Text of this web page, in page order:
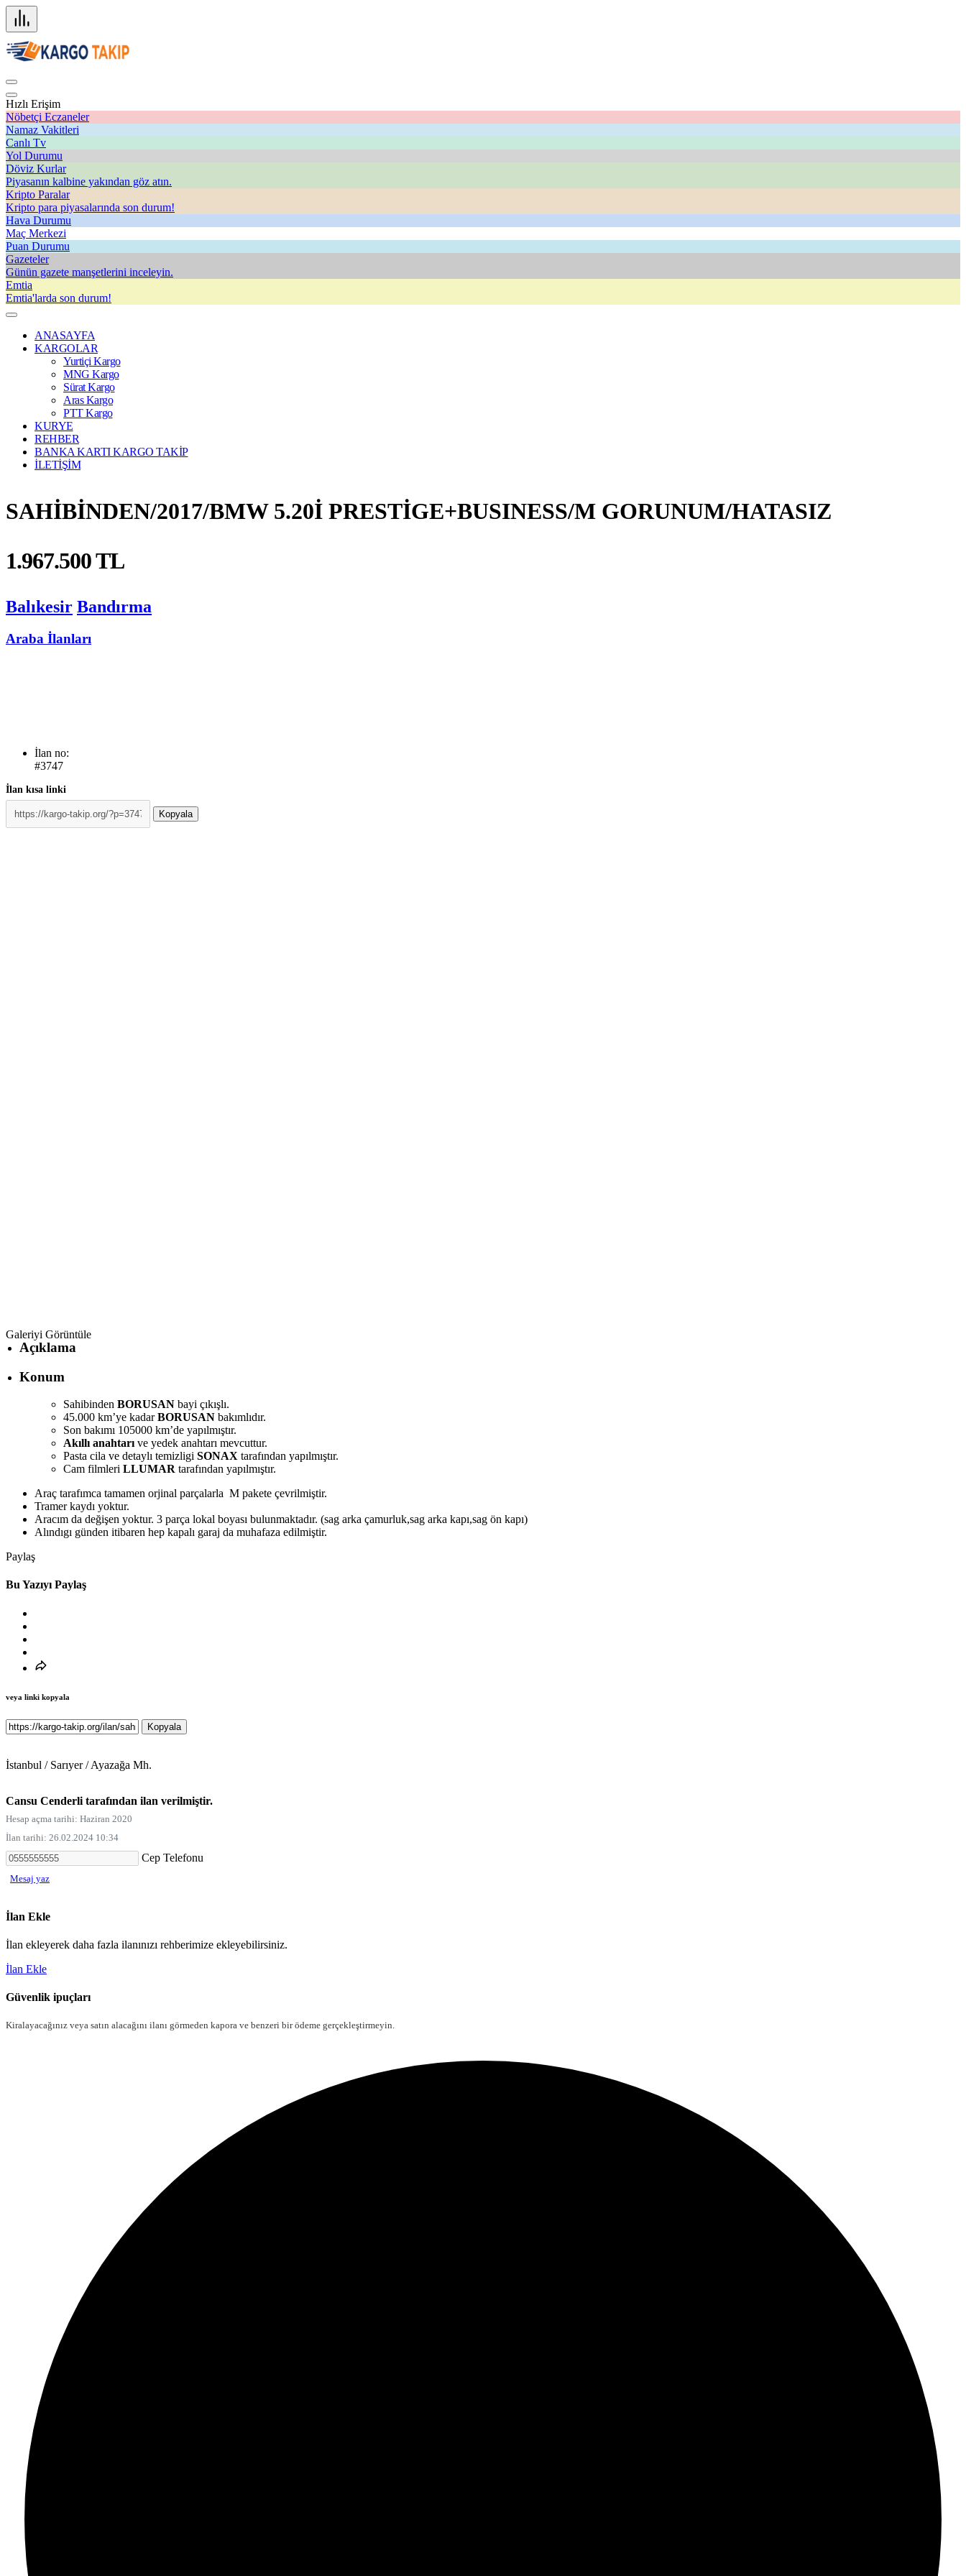
Hızlı Erişim
Nöbetçi Eczaneler
Namaz Vakitleri
Canlı Tv
Yol Durumu
Döviz Kurlar
Piyasanın kalbine yakından göz atın.
Kripto Paralar
Kripto para piyasalarında son durum!
Hava Durumu
Maç Merkezi
Puan Durumu
Gazeteler
Günün gazete manşetlerini inceleyin.
Emtia
Emtia'larda son durum!
ANASAYFA
KARGOLAR
Yurtiçi Kargo
MNG Kargo
Sürat Kargo
Aras Kargo
PTT Kargo
KURYE
REHBER
BANKA KARTI KARGO TAKİP
İLETİŞİM
SAHİBİNDEN/2017/BMW 5.20İ PRESTİGE+BUSINESS/M GORUNUM/HATASIZ
1.967.500 TL
Balıkesir Bandırma
Araba İlanları
İlan no:
#3747
İlan kısa linki
Kopyala
Galeriyi Görüntüle
Açıklama
Konum
Sahibinden BORUSAN bayi çıkışlı.
45.000 km’ye kadarBORUSAN bakımlıdır.
Son bakımı 105000 km’de yapılmıştır.
Akıllı anahtarı ve yedek anahtarı mevcuttur.
Pasta cila ve detaylı temizligi SONAX tarafından yapılmıştır.
Cam filmleri LLUMAR tarafından yapılmıştır.
Araç tarafımca tamamen orjinal parçalarla M pakete çevrilmiştir.
Tramer kaydı yoktur.
Aracım da değişen yoktur. 3 parça lokal boyası bulunmaktadır. (sag arka çamurluk,sag arka kapı,sag ön kapı)
Alındıgı günden itibaren hep kapalı garaj da muhafaza edilmiştir.
Paylaş
Bu Yazıyı Paylaş
veya linki kopyala
Kopyala
İstanbul / Sarıyer / Ayazağa Mh.
Cansu Cenderli tarafından ilan verilmiştir.
Hesap açma tarihi: Haziran 2020
İlan tarihi: 26.02.2024 10:34
Cep Telefonu
Mesaj yaz
İlan Ekle
İlan ekleyerek daha fazla ilanınızı rehberimize ekleyebilirsiniz.
İlan Ekle
Güvenlik ipuçları
Kiralayacağınız veya satın alacağını ilanı görmeden kapora ve benzeri bir ödeme gerçekleştirmeyin.